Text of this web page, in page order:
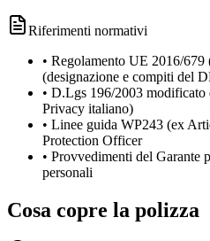
Riferimenti normativi
• Regolamento UE 2016/
(designazione e compiti del
• D.Lgs 196/2003
Privacy italiano)
• Linee guida WP243 (ex
Protection Officer
• Provvedimenti del Garante
personali
Cosa copre la polizza